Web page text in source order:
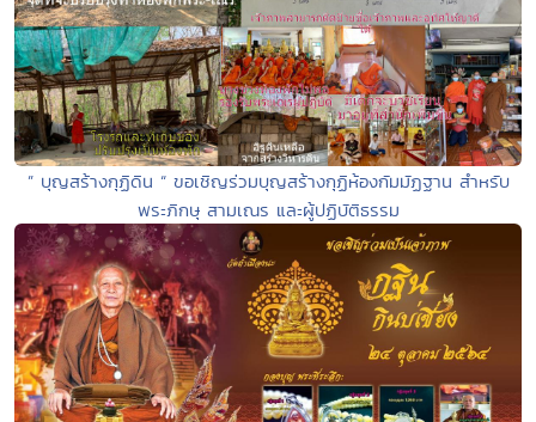
” บุญสร้างกุฏิดิน “ ขอเชิญร่วมบุญสร้างกุฏิห้องกัมมัฏฐาน สำหรับ
พระภิกษุ สามเณร และผู้ปฏิบัติธรรม